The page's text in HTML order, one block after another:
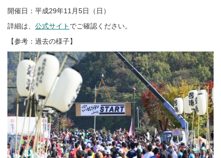
開催日：平成29年11月5日（日）
詳細は、 公式サイト でご確認ください。
【参考：過去の様子】